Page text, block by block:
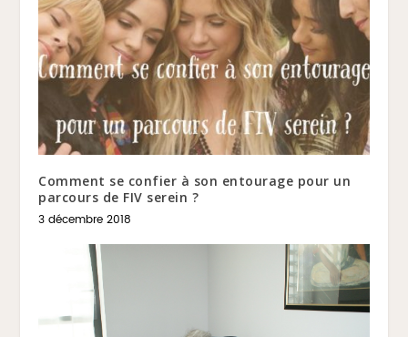
Comment se confier à son entourage pour un
parcours de FIV serein ?
3 décembre 2018